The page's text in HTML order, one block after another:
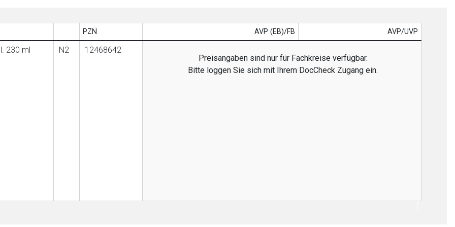
PZN AVP (EB)/FB AVP/UVP
230 ml N2
12468642
Preisangaben sind nur für Fachkreise verfügbar.
Bitte loggen Sie sich mit Ihrem DocCheck Zugang ein.